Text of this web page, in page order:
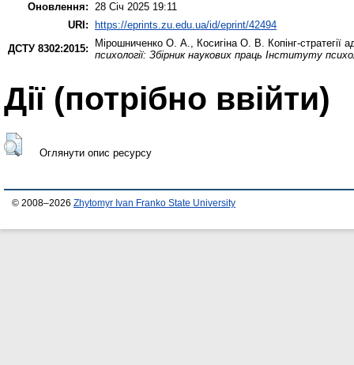
Оновлення: 28 Січ 2025 19:11
URI:
https://eprints.zu.edu.ua/id/eprint/42494
ДСТУ 8302:2015:
Мірошниченко О. А., Косигіна О. В. Копінг-
психології: Збірник наукових праць Інституту
Дії ​​(потрібно ввійти)
Оглянути опис ресурсу
© 2008–2026 Zhytomyr Ivan Franko State University